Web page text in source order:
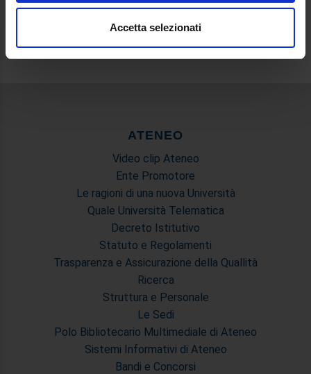
modificare o ritirare il tuo consenso in qualsiasi momento
dalla Dichiarazione sui cookie.
Utilizziamo i cookie per personalizzare contenuti ed
pubblicità e social media, i quali potrebbero combinarle
con altre informazioni che ha fornito loro o che hanno
raccolto dal suo utilizzo dei loro servizi.
Accetta selezionati
ATENEO
Video clip Ateneo
Ente Promotore
Le ragioni di una nuova Università
Quale Università Telematica
Decreto Istitutivo
Statuto e Regolamenti
Trasparenza e Assicurazione della Quallità
Ricerca
Struttura e Personale
Le Sedi
Polo Bibliotecario Multimediale di Ateneo
Sistemi Informativi di Ateneo
Bandi e Concorsi